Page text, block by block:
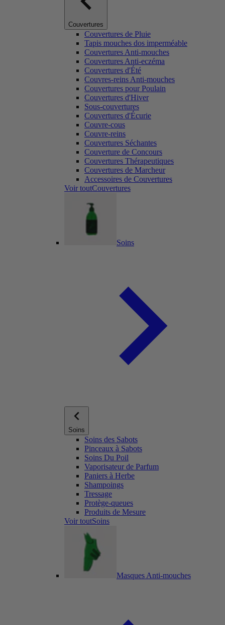
Couvertures
Couvertures de Pluie
Tapis mouches dos imperméable
Couvertures Anti-mouches
Couvertures Anti-eczéma
Couvertures d'Été
Couvres-reins Anti-mouches
Couvertures pour Poulain
Couvertures d'Hiver
Sous-couvertures
Couvertures d'Écurie
Couvre-cous
Couvre-reins
Couvertures Séchantes
Couverture de Concours
Couvertures Thérapeutiques
Couvertures de Marcheur
Accessoires de Couvertures
Voir toutCouvertures
Soins
Soins
Soins des Sabots
Pinceaux à Sabots
Soins Du Poil
Vaporisateur de Parfum
Paniers à Herbe
Shampoings
Tressage
Protège-queues
Produits de Mesure
Voir toutSoins
Masques Anti-mouches